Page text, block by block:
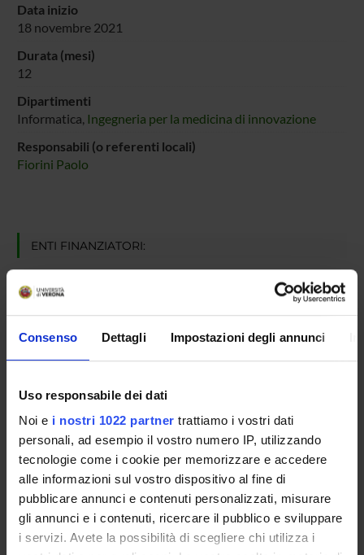
Consenso Dettagli Impostazioni degli annunci
Uso responsabile dei dati
Noi e i nostri 1022 partner trattiamo i vostri dati
personali, ad esempio il vostro numero IP, utilizzando
tecnologie come i cookie per memorizzare e accedere
alle informazioni sul vostro dispositivo al fine di
pubblicare annunci e contenuti personalizzati, misurare
gli annunci e i contenuti, ricercare il pubblico e sviluppare
i servizi. Avete la possibilità di scegliere chi utilizza i
Data inizio
18 novembre 2021
Durata (mesi)
12
Dipartimenti
Informatica, Ingegneria per la medicina di innovazione
Responsabili (o referenti locali)
Fiorini Paolo
ENTI FINANZIATORI:
Finanziamento:
assegnato e gestito dal Dipartimento
Programma:Ricerca commissionata
Paolo Fiorini
Studioso Senior
ATTIVITÀ